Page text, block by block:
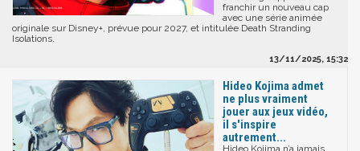
franchir un nouveau cap
avec une série animée
originale sur Disney+, prévue pour 2027, et intitulée Death Stranding
Isolations.
13/11/2025, 15:32
Hideo Kojima admet
ne plus vraiment
jouer aux jeux vidéo,
il s'inspire
autrement...